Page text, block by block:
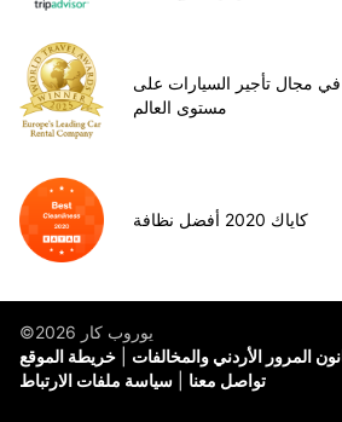
في مجال تأجير السيارات على
مستوى العالم
كاياك 2020 أفضل نظافة
©يوروب كار 2026
خريطة الموقع
المرور الأردني والمخالفات
سياسة ملفات الارتباط
تواصل معنا